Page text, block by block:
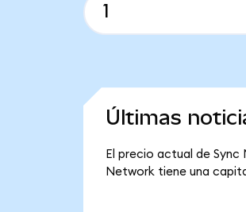
Últimas
El precio actual de Sync
Network tiene una